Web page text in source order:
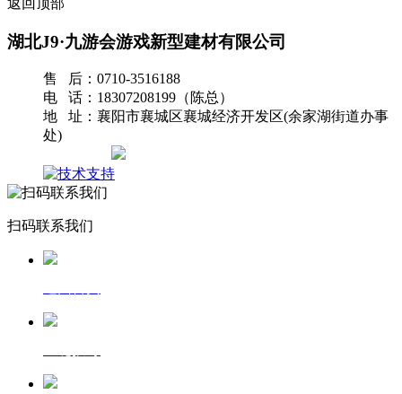
湖北J9·九游会游戏新型建材有限公司
售 后：0710-3516188
电 话：18307208199（陈总）
地 址：襄阳市襄城区襄城经济开发区(余家湖街道办事
处)
扫码联系我们